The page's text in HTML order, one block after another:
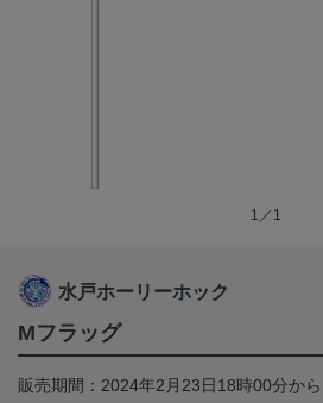
1／1
水戸ホーリーホック
Mフラッグ
販売期間：2024年2月23日18時00分から